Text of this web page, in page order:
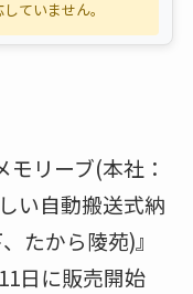
ていません。
リーブ(本社：
い自動搬送式納
たから陵苑)』
日に販売開始